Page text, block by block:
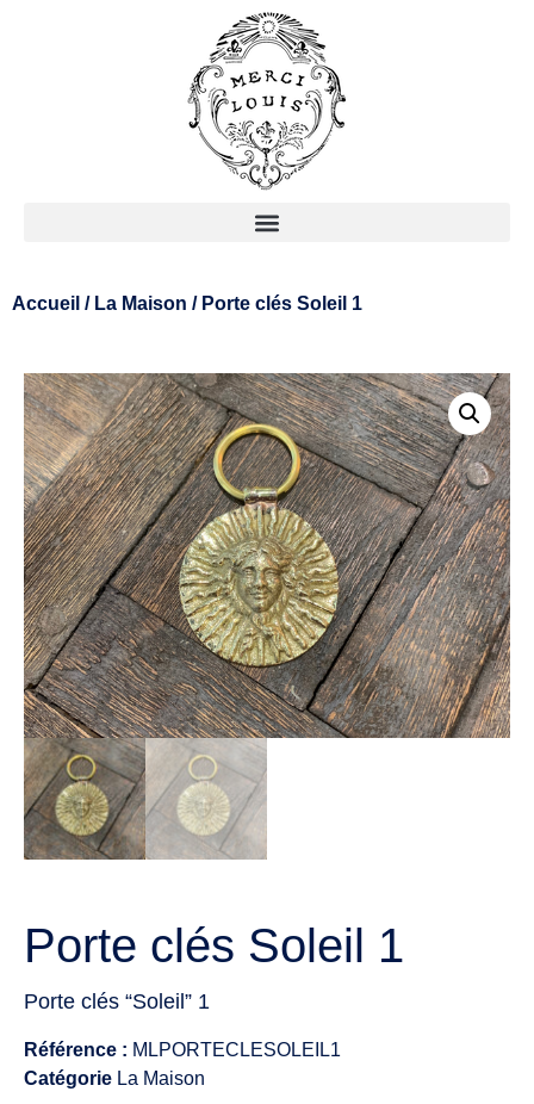
Accueil / La Maison / Porte clés Soleil 1
Porte clés Soleil 1
Porte clés “Soleil” 1
Référence : MLPORTECLESOLEIL1
Catégorie La Maison